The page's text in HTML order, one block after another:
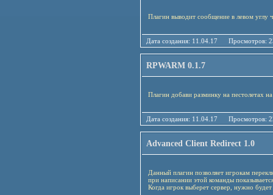
Плагин выводит сообщение в левом углу
Дата создания: 11.04.17
RPWARM 0.1.7
Плагин добави разминку на пестолетах
Дата создания: 11.04.17
Advanced Client Redirect 1.0
Данный плагин позволяет игрокам
при написании этой команды
Когда игрок выберет сервер, нужно